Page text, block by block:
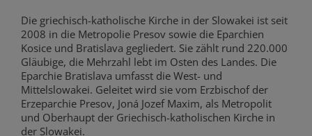
Die griechisch-katholische Kirche in der Slowakei ist seit
2008 in die Metropolie Presov sowie die Eparchien
Kosice und Bratislava gegliedert. Sie zählt rund 220.000
Gläubige, die Mehrzahl lebt im Osten des Landes. Die
Eparchie Bratislava umfasst die West- und
Mittelslowakei. Geleitet wird sie vom Erzbischof der
Erzeparchie Presov, Joná Jozef Maxim, als Metropolit
und Oberhaupt der Griechisch-katholischen Kirche in
der Slowakei.